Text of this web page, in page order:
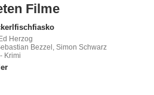
Filme
Herzog
Bezzel, Simon Schwarz
Krimi